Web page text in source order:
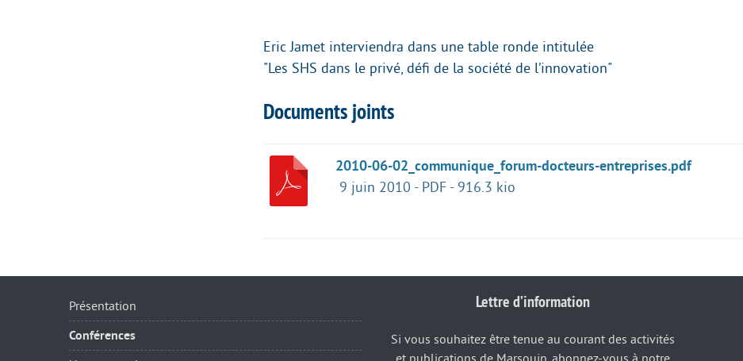
Eric Jamet interviendra dans une table ronde intitulée
"Les SHS dans le privé, défi de la société de l’innovation"
Documents joints
2010-06-02_communique_forum-docteurs-entreprises.pdf
9 juin 2010 - PDF - 916.3 kio
Présentation
Conférences
Lettre d’information
Si vous souhaitez être tenue au courant des activités